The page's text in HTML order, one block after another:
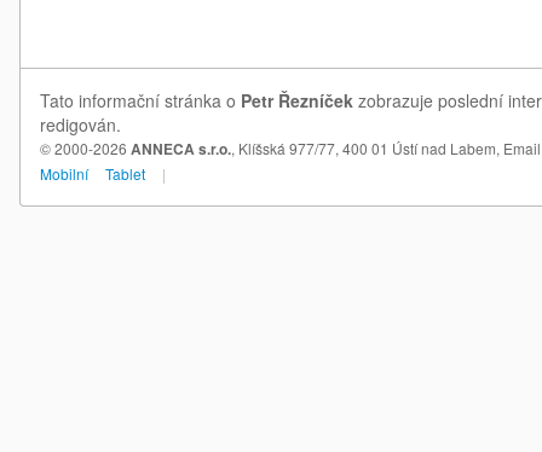
Tato informační stránka o Petr Řezníček zobrazuje poslední
redigován.
© 2000-2026 ANNECA s.r.o., Klíšská 977/77, 400 01 Ústí nad Labem,
Mobilní
Tablet |